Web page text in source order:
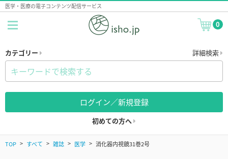
医学・医療の電子コンテンツ配信サービス
0
カテゴリー 詳細検索
ログイン／新規登録
初めての方へ
TOP すべて 雑誌 医学 消化器内視鏡31巻2号